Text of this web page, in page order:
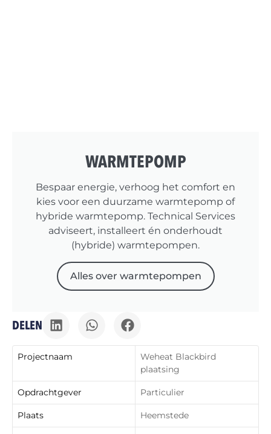
WARMTEPOMP
Bespaar energie, verhoog het comfort en
kies voor een duurzame warmtepomp of
hybride warmtepomp. Technical Services
adviseert, installeert én onderhoudt
(hybride) warmtepompen.
Alles over warmtepompen
DELEN
Projectnaam
Weheat Blackbird
plaatsing
Opdrachtgever Particulier
Plaats Heemstede